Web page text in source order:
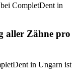
CompletDent in
aller Zähne pro
in Ungarn ist